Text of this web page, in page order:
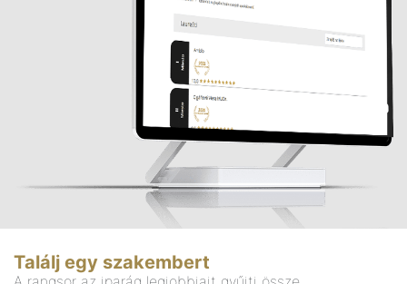
Találj egy szakembert